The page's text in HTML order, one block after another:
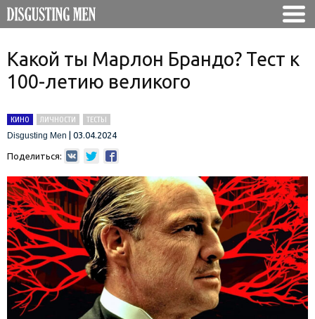
Какой ты Марлон Брандо? Тест к
100-летию великого
КИНО ЛИЧНОСТИ
ТЕСТЫ
Disgusting Men
03.04.2024
Поделиться: